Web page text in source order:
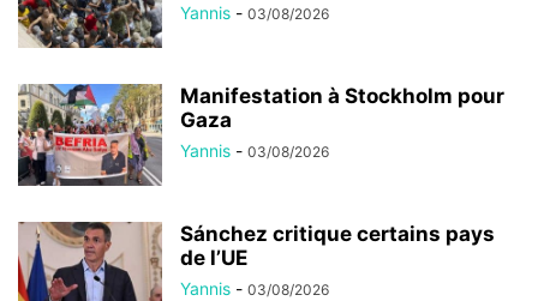
Yannis - 03/08/2026
Manifestation à Stockholm pour
Gaza
Yannis - 03/08/2026
Sánchez critique certains pays
de l’UE
Yannis - 03/08/2026